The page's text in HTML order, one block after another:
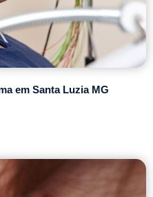
em Santa Luzia MG